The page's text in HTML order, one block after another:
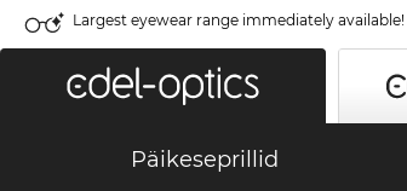
Largest eyewear range immediately available!
Päikeseprillid